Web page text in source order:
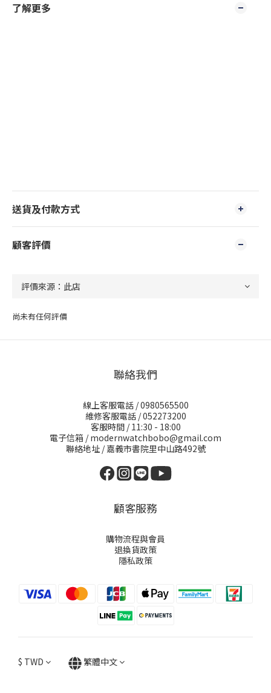
了解更多
送貨及付款方式
顧客評價
尚未有任何評價
聯絡我們
線上客服電話 / 0980565500
維修客服電話 / 052273200
客服時間 / 11:30 - 18:00
電子信箱 / modernwatchbobo@gmail.com
聯絡地址 / 嘉義市書院里中山路492號
顧客服務
購物流程與會員
退換貨政策
隱私政策
$ TWD 繁體中文